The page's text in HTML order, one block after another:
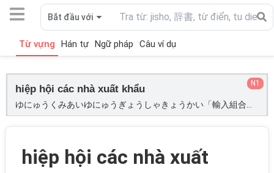
Bắt đầu với
Từ vựng Hán tự Ngữ pháp Câu ví dụ
hiệp hội các nhà xuất khẩu N1
hiệp hội các nhà xuất